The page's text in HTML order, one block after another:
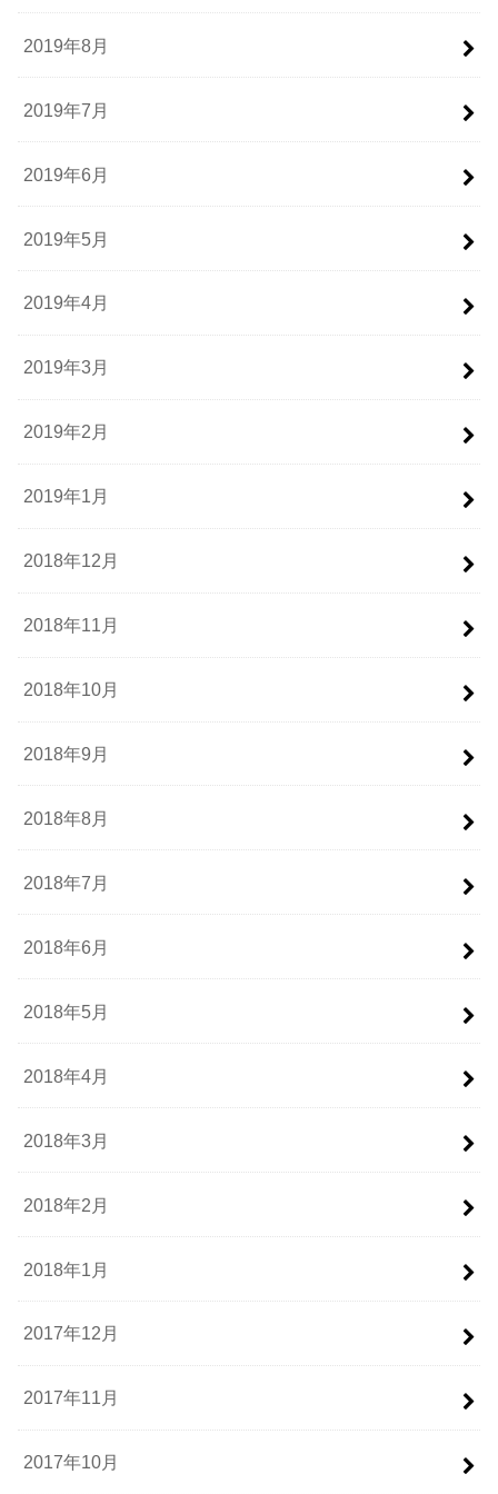
2019年8月
2019年7月
2019年6月
2019年5月
2019年4月
2019年3月
2019年2月
2019年1月
2018年12月
2018年11月
2018年10月
2018年9月
2018年8月
2018年7月
2018年6月
2018年5月
2018年4月
2018年3月
2018年2月
2018年1月
2017年12月
2017年11月
2017年10月